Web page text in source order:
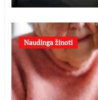
Naudinga žinoti